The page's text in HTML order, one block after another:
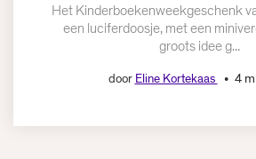
Het Kinderboekenweekgeschenk
een luciferdoosje, met een
groots idee g...
door Eline Kortekaas 4